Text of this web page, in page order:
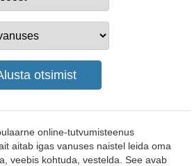
online-tutvumisteenus
aitab igas vanuses naistel leida oma
veebis kohtuda, vestelda. See avab